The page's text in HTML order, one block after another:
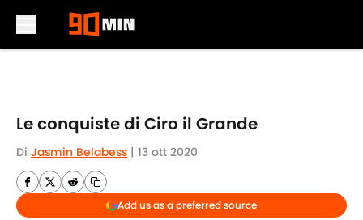
Le conquiste di Ciro il Grande
Di Jasmin Belabess | 13 ott 2020
Add us as a preferred source